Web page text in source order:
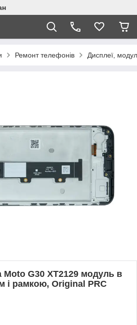
Ремонт телефонів Дисплеї,
G30 XT2129 модуль в
і рамкою, Original PRC